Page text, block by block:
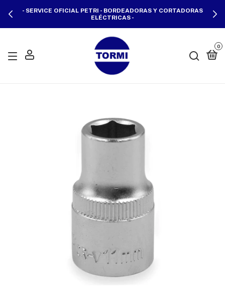
- SERVICE OFICIAL PETRI - BORDEADORAS Y CORTADORAS
ELÉCTRICAS -
0